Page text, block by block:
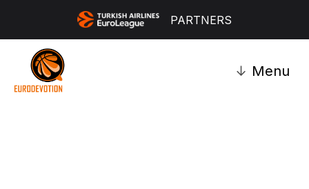
PARTNERS
↓ Menu